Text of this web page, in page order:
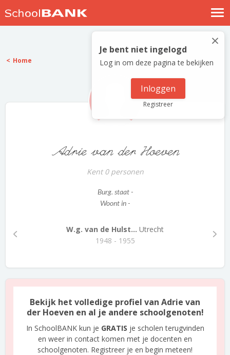
Nostalgische verhalen
Log in
Meld je gratis aan
×
Je bent niet ingelogd
Log in om deze pagina te bekijken
Inloggen
Registreer
Home
Adrie van der Hoeven
Kent 0 personen
Burg. staat -
Woont in -
W.g. van de Hulst... Utrecht
1948 - 1955
Bekijk het volledige profiel van Adrie van
der Hoeven en al je andere schoolgenoten!
In SchoolBANK kun je GRATIS je scholen terugvinden
en weer in contact komen met je docenten en
schoolgenoten. Registreer je en begin meteen!